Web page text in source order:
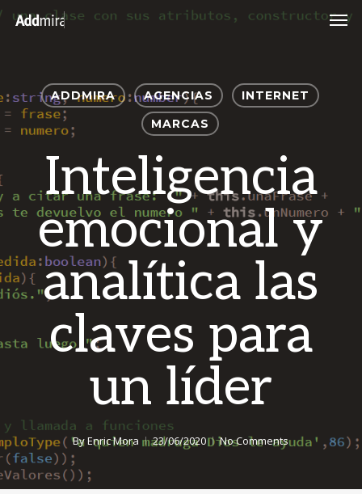
Skip
ADDMIRA AGENCIAS
INTERNET
MARCAS
Inteligencia
emocional y
analítica las
claves para
un líder
ByEnric Mora 23/06/2020 No Comments